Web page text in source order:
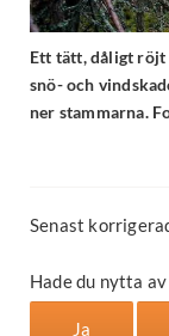
Ett tätt, dåligt röjt
snö- och
ner stammarna.
Senast
Hade du nytta